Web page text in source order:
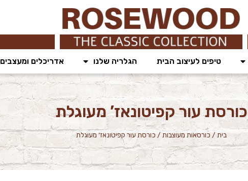
טיפים לעיצוב הבית הגלריה שלנו אדריכלים ומעצבים
כורסת עור קפיטונאז’ מעוגלת
בית /כורסאות מעוצבות / כורסת עור קפיטונאז’ מעוגלת